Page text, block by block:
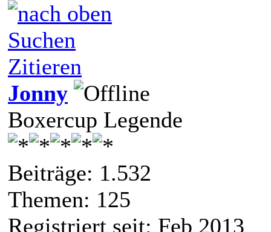
Suchen
Zitieren
Jonny
Boxercup Legende
Beiträge: 1.532
Themen: 125
Registriert seit: Feb 2013